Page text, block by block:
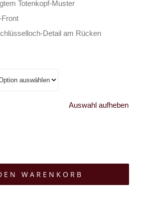
Totenkopf-Muster
Detail am Rücken
Auswahl aufheben
WARENKORB